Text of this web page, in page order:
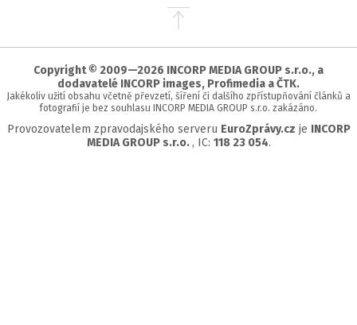
Přejít
stránky
Copyright © 2009—2026 INCORP MEDIA GROUP s.r.o., a
dodavatelé INCORP images, Profimedia a ČTK.
Jakékoliv užití obsahu včetně převzetí, šíření či dalšího zpřístupňování článků a
fotografií je bez souhlasu INCORP MEDIA GROUP s.r.o. zakázáno.
Provozovatelem zpravodajského serveru EuroZprávy.cz je INCORP
MEDIA GROUP s.r.o. , IC: 118 23 054.